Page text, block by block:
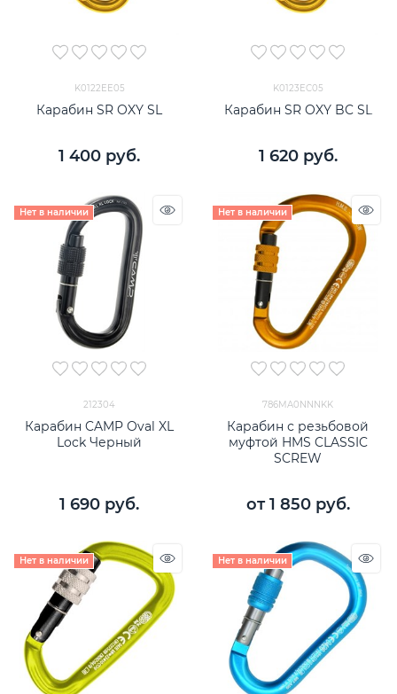
K0122EE05
Карабин SR OXY SL
1 400 руб.
K0123EC05
Карабин SR OXY BC SL
1 620 руб.
Нет в наличии
212304
Карабин CAMP Oval XL
Lock Черный
1 690 руб.
Нет в наличии
786MA0NNNKK
Карабин с резьбовой
муфтой HMS CLASSIC
SCREW
от1 850 руб.
Нет в наличии Нет в наличии